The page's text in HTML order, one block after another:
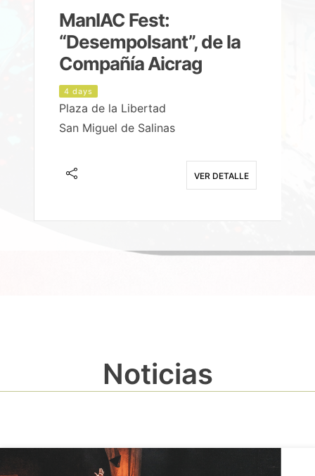
ManIAC Fest:
“Desempolsant”, de la
Compañía Aicrag
4 days
Plaza de la Libertad
San Miguel de Salinas
VER DETALLE
Noticias